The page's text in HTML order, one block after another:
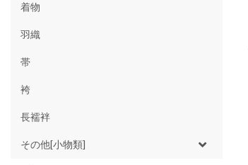
着物
羽織
帯
袴
長襦袢
その他[小物類]